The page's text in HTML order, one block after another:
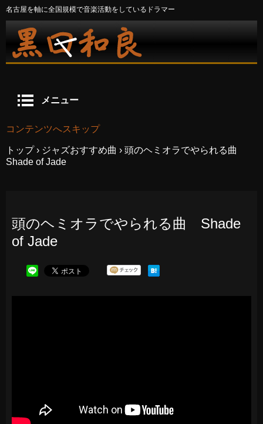
名古屋を軸に全国規模で音楽活動をしているドラマー
メニュー
コンテンツへスキップ
トップ › ジャズおすすめ曲 › 頭のヘミオラでやられる曲
Shade of Jade
頭のヘミオラでやられる曲 Shade
of Jade